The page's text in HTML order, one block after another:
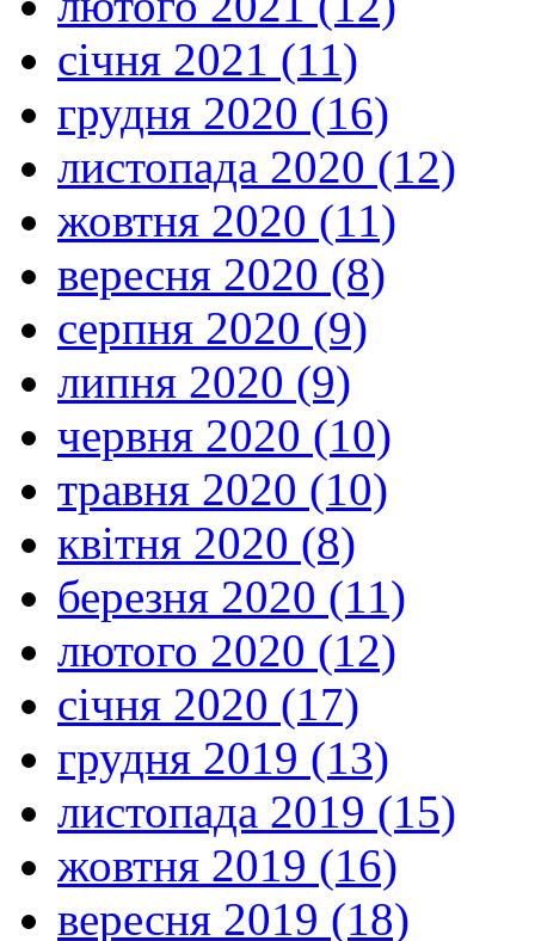
січня 2021 (11)
грудня 2020 (16)
листопада 2020 (12)
жовтня 2020 (11)
вересня 2020 (8)
серпня 2020 (9)
липня 2020 (9)
червня 2020 (10)
травня 2020 (10)
квітня 2020 (8)
березня 2020 (11)
лютого 2020 (12)
січня 2020 (17)
грудня 2019 (13)
листопада 2019 (15)
жовтня 2019 (16)
вересня 2019 (18)